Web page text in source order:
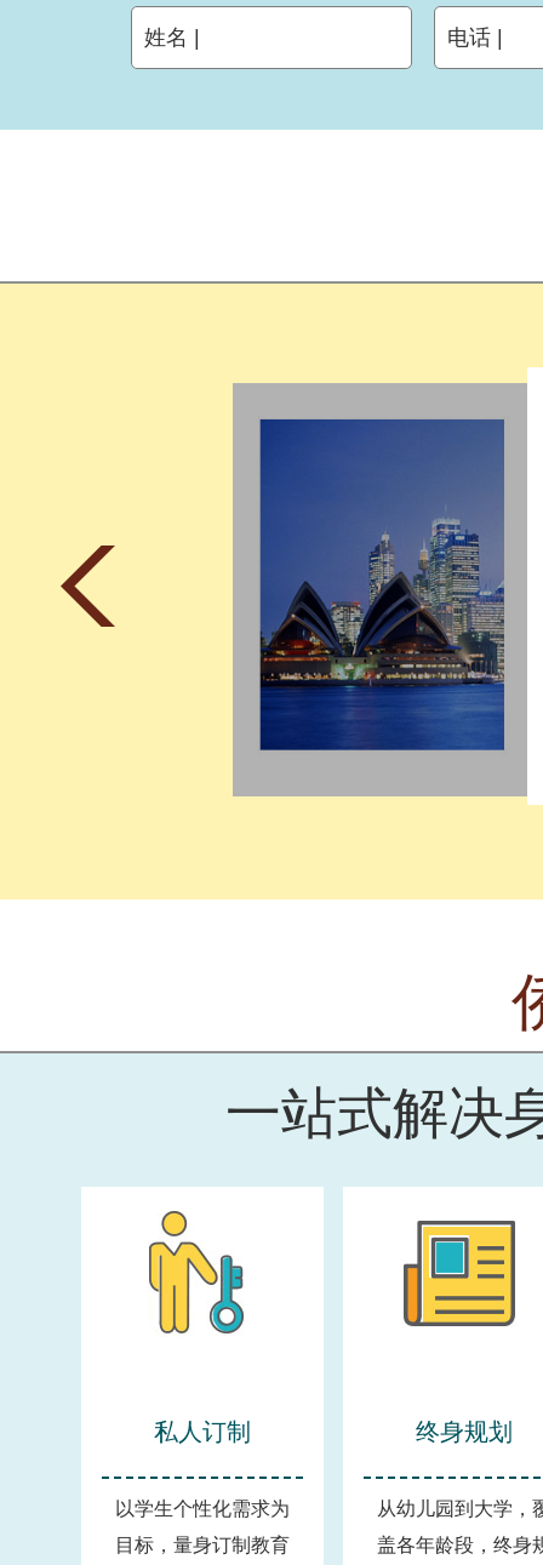
姓名 | 电话 |
一站式解决
私人订制
以学生个性化需求为
目标，量身订制教育
终身规划
从幼儿园到大学，
盖各年龄段，终身